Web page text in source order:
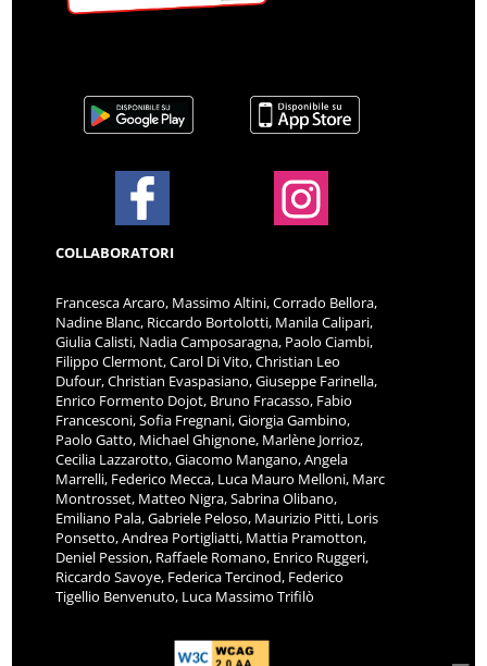
COLLABORATORI
Francesca Arcaro, Massimo Altini, Corrado Bellora,
Nadine Blanc, Riccardo Bortolotti, Manila Calipari,
Giulia Calisti, Nadia Camposaragna, Paolo Ciambi,
Filippo Clermont, Carol Di Vito, Christian Leo
Dufour, Christian Evaspasiano, Giuseppe Farinella,
Enrico Formento Dojot, Bruno Fracasso, Fabio
Francesconi, Sofia Fregnani, Giorgia Gambino,
Paolo Gatto, Michael Ghignone, Marlène Jorrioz,
Cecilia Lazzarotto, Giacomo Mangano, Angela
Marrelli, Federico Mecca, Luca Mauro Melloni, Marc
Montrosset, Matteo Nigra, Sabrina Olibano,
Emiliano Pala, Gabriele Peloso, Maurizio Pitti, Loris
Ponsetto, Andrea Portigliatti, Mattia Pramotton,
Deniel Pession, Raffaele Romano, Enrico Ruggeri,
Riccardo Savoye, Federica Tercinod, Federico
Tigellio Benvenuto, Luca Massimo Trifilò